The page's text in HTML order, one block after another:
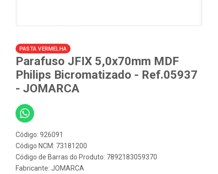
PASTA VERMELHA
Parafuso JFIX 5,0x70mm MDF
Philips Bicromatizado - Ref.05937
- JOMARCA
Código: 926091
Código NCM: 73181200
Código de Barras do Produto: 7892183059370
Fabricante: JOMARCA